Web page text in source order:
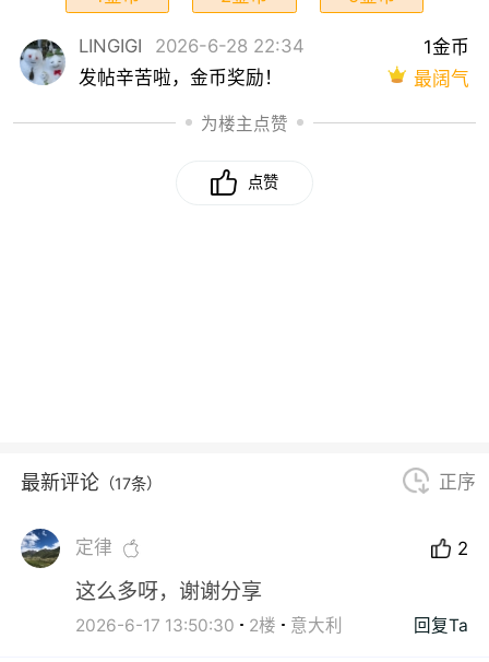
LINGIGI
2026-6-28 22:34
发帖辛苦啦，金币奖励！
1金币
最阔气
为楼主点赞
点赞
最新评论 （17条） 正序
定律 2
这么多呀，谢谢分享
2026-6-17 13:50:30 2楼 意大利 回复Ta